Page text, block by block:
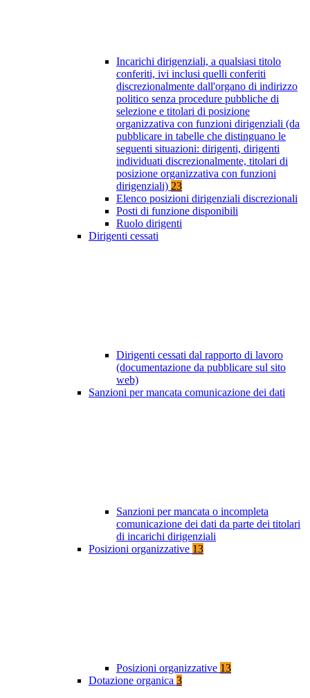
Incarichi dirigenziali, a qualsiasi titolo
conferiti, ivi inclusi quelli conferiti
discrezionalmente dall'organo di indirizzo
politico senza procedure pubbliche di
selezione e titolari di posizione
organizzativa con funzioni dirigenziali (da
pubblicare in tabelle che distinguano le
seguenti situazioni: dirigenti, dirigenti
individuati discrezionalmente, titolari di
posizione organizzativa con funzioni
dirigenziali) 23
Elenco posizioni dirigenziali discrezionali
Posti di funzione disponibili
Ruolo dirigenti
Dirigenti cessati
Dirigenti cessati dal rapporto di lavoro
(documentazione da pubblicare sul sito
web)
Sanzioni per mancata comunicazione dei dati
Sanzioni per mancata o incompleta
comunicazione dei dati da parte dei titolari
di incarichi dirigenziali
Posizioni organizzative 13
Posizioni organizzative 13
Dotazione organica 3